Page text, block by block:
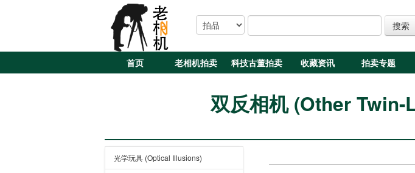
搜索
首页 老相机拍卖 科技古董拍卖 收藏资讯 拍卖专题
双反相机 (Other
光学玩具 (Optical Illusions)